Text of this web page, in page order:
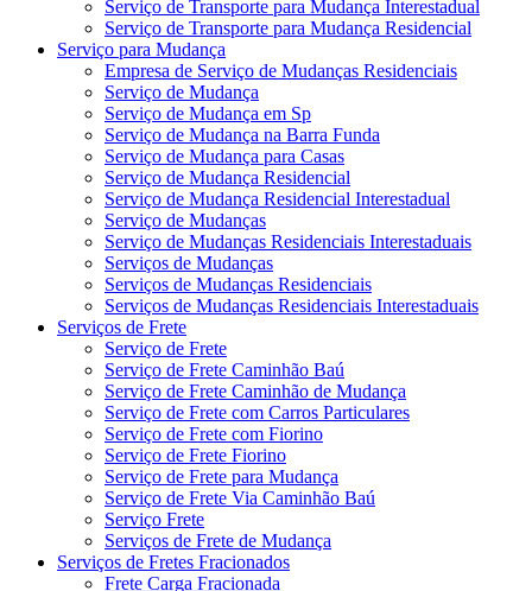
Serviço de Transporte para Mudança Interestadual
Serviço de Transporte para Mudança Residencial
Serviço para Mudança
Empresa de Serviço de Mudanças Residenciais
Serviço de Mudança
Serviço de Mudança em Sp
Serviço de Mudança na Barra Funda
Serviço de Mudança para Casas
Serviço de Mudança Residencial
Serviço de Mudança Residencial Interestadual
Serviço de Mudanças
Serviço de Mudanças Residenciais Interestaduais
Serviços de Mudanças
Serviços de Mudanças Residenciais
Serviços de Mudanças Residenciais Interestaduais
Serviços de Frete
Serviço de Frete
Serviço de Frete Caminhão Baú
Serviço de Frete Caminhão de Mudança
Serviço de Frete com Carros Particulares
Serviço de Frete com Fiorino
Serviço de Frete Fiorino
Serviço de Frete para Mudança
Serviço de Frete Via Caminhão Baú
Serviço Frete
Serviços de Frete de Mudança
Serviços de Fretes Fracionados
Frete Carga Fracionada